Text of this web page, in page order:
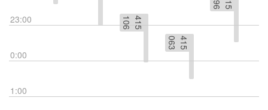
23:00
0:00
1:00
4
1
5
1
0
6
4
1
5
0
6
3